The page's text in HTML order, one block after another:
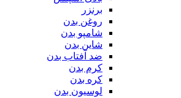
برنزر
روغن بدن
شامپو بدن
شاین بدن
ضد آفتاب بدن
کرم بدن
کره بدن
لوسیون بدن